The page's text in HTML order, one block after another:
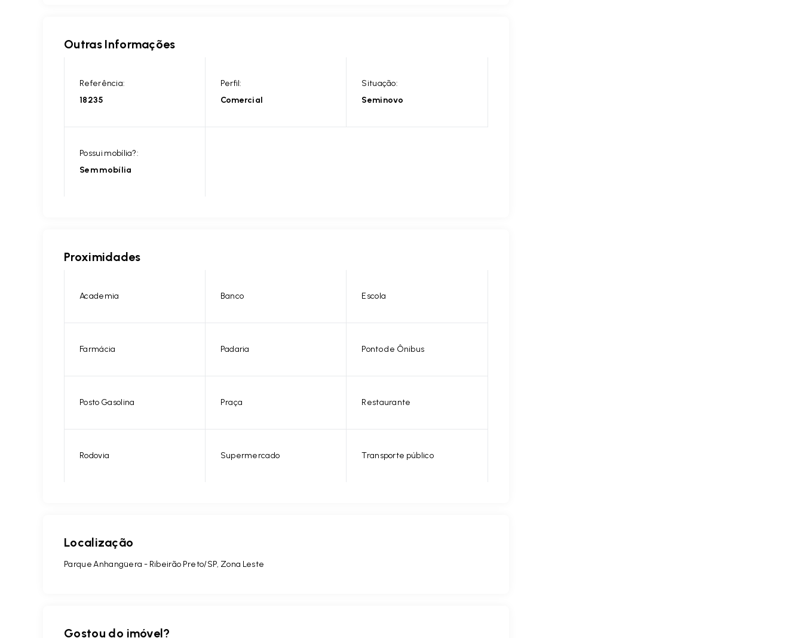
Outras Informações
Referência:
18235
Perfil:
Comercial
Situação:
Seminovo
Possui mobília?:
Sem mobília
Proximidades
Academia Banco Escola
Farmácia Padaria Ponto de Ônibus
Posto Gasolina Praça Restaurante
Rodovia Supermercado Transporte público
Localização
Parque Anhangüera - Ribeirão Preto/SP, Zona Leste
Gostou do imóvel?